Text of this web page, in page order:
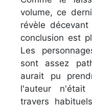
volume, ce
révèle
conclusion est
Les
sont assez
aurait pu
l'auteur
travers